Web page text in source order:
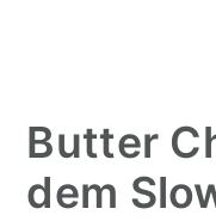
Butter
dem